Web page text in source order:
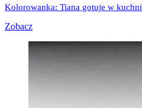
Kolorowanka: Tiana gotuje w kuchni
Zobacz